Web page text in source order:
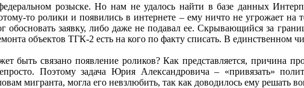
розыске. Но нам не удалось найти в базе данных
то ролики и появились в интернете – ему ничто не угрожает на
заявку, либо даже не подавал ее. Скрывающийся за
объектов ТГК-2 есть на кого по факту списать. В единственном
быть связано появление роликов? Как представляется, причина
Поэтому задача Юрия Александровича – «привязать»
мигранта, могла его невзлюбить, так как доводилось ему решать